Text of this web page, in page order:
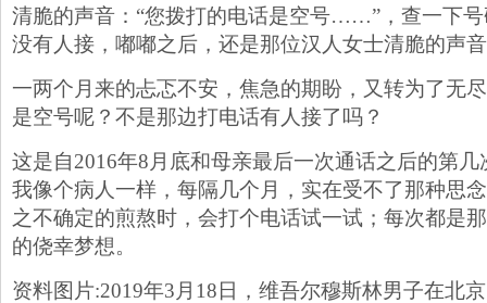
清脆的声音：“您拨打的电话是空号……”，查一下
没有人接，嘟嘟之后，还是那位汉人女士清脆的声
一两个月来的忐忑不安，焦急的期盼，又转为了无
是空号呢？不是那边打电话有人接了吗？
这是自2016年8月底和母亲最后一次通话之后的第
我像个病人一样，每隔几个月，实在受不了那种思
之不确定的煎熬时，会打个电话试一试；每次都是
的侥幸梦想。
资料图片:2019年3月18日，维吾尔穆斯林男子在北